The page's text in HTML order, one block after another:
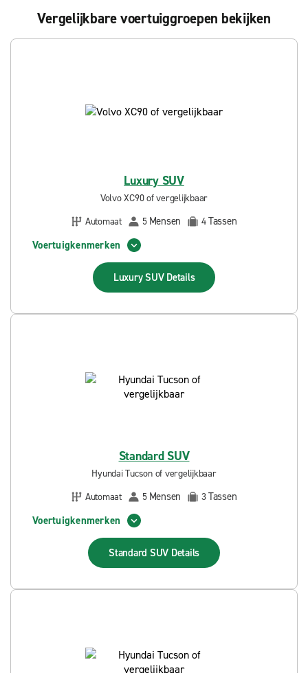
Vergelijkbare voertuiggroepen bekijken
Luxury SUV
Volvo XC90 of vergelijkbaar
Automaat
5 Mensen 4Tassen
Voertuigkenmerken
Luxury SUV Details
Standard SUV
Hyundai Tucson of vergelijkbaar
Automaat
5 Mensen 3Tassen
Voertuigkenmerken
Standard SUV Details